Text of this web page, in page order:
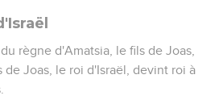
règne d'Amatsia, le fils de Joas,
de Joas, le roi d'Israël, devint roi à